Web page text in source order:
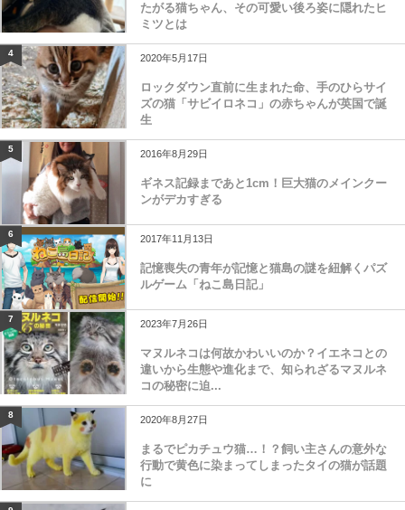
たがる猫ちゃん、その可愛い後ろ姿に隠れたヒ
ミツとは
4 2020年5月17日
ロックダウン直前に生まれた命、手のひらサイ
ズの猫「サビイロネコ」の赤ちゃんが英国で誕
生
5 2016年8月29日
ギネス記録まであと1cm！巨大猫のメインクー
ンがデカすぎる
6 2017年11月13日
記憶喪失の青年が記憶と猫島の謎を紐解くパズ
ルゲーム「ねこ島日記」
7 2023年7月26日
マヌルネコは何故かわいいのか？イエネコとの
違いから生態や進化まで、知られざるマヌルネ
コの秘密に迫...
8 2020年8月27日
まるでピカチュウ猫…！？飼い主さんの意外な
行動で黄色に染まってしまったタイの猫が話題
に